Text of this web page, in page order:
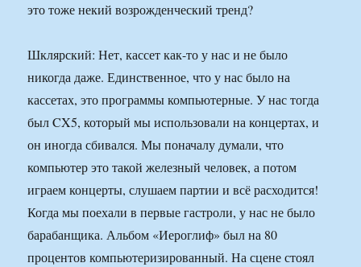
это тоже некий возрожденческий тренд?
Шклярский: Нет, кассет как-то у нас и не было
никогда даже. Единственное, что у нас было на
кассетах, это программы компьютерные. У нас тогда
был CX5, который мы использовали на концертах, и
он иногда сбивался. Мы поначалу думали, что
компьютер это такой железный человек, а потом
играем концерты, слушаем партии и всё расходится!
Когда мы поехали в первые гастроли, у нас не было
барабанщика. Альбом «Иероглиф» был на 80
процентов компьютеризированный. На сцене стоял